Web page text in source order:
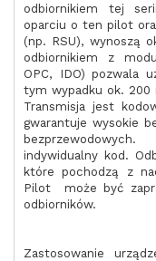
odbiornikiem tej
oparciu o ten pilot
(np. RSU), wynoszą
odbiornikiem z
OPC, IDO) pozwala
tym wypadku ok. 200
Transmisja jest
gwarantuje wysokie
indywidualny kod.
które pochodzą z
Pilot może być
odbiorników.
Zastosowanie